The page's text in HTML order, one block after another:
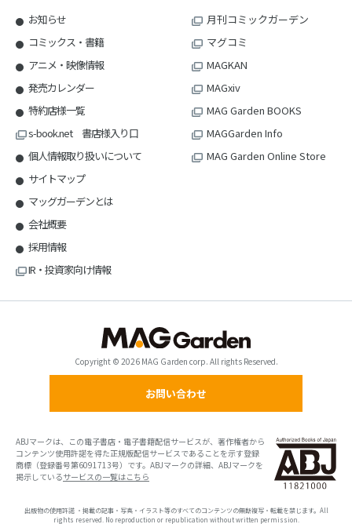
お知らせ
コミックス・書籍
アニメ・映像情報
発売カレンダー
特約店様一覧
s-book.net 書店様入り口
個人情報取り扱いについて
サイトマップ
マッグガーデンとは
会社概要
採用情報
IR・投資家向け情報
月刊コミックガーデン
マグコミ
MAGKAN
MAGxiv
MAG Garden BOOKS
MAGGarden Info
MAG Garden Online Store
Copyright © 2026 MAG Garden corp. All rights Reserved.
お問い合わせ
ABJマークは、この電子書店・電子書籍配信サービスが、著作権者から
コンテンツ使用許諾を得た正規版配信サービスであることを示す登録
商標（登録番号第6091713号）です。ABJマークの詳細、ABJマークを
掲示しているサービスの一覧はこちら
出版物の使用許諾 ・掲載の記事・写真・イラスト等のすべてのコンテンツの無断複写・転載を禁じます。All
rights reserved. No reproduction or republication without written permission.